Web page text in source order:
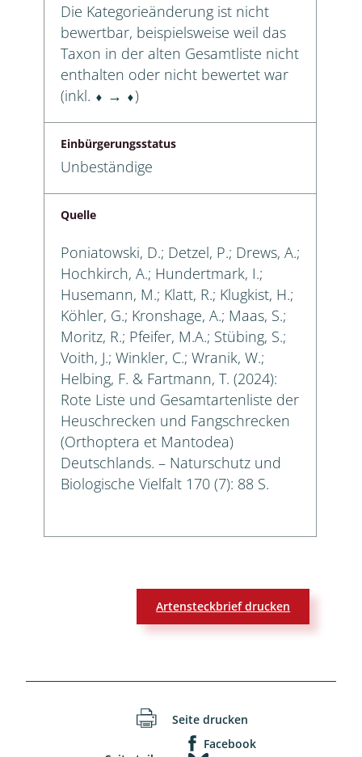
Die Kategorieänderung ist nicht
bewertbar, beispielsweise weil das
Taxon in der alten Gesamtliste nicht
enthalten oder nicht bewertet war
(inkl. ⬧ → ⬧)
Einbürgerungsstatus
Unbeständige
Quelle
Poniatowski, D.; Detzel, P.; Drews, A.;
Hochkirch, A.; Hundertmark, I.;
Husemann, M.; Klatt, R.; Klugkist, H.;
Köhler, G.; Kronshage, A.; Maas, S.;
Moritz, R.; Pfeifer, M.A.; Stübing, S.;
Voith, J.; Winkler, C.; Wranik, W.;
Helbing, F. & Fartmann, T. (2024):
Rote Liste und Gesamtartenliste der
Heuschrecken und Fangschrecken
(Orthoptera et Mantodea)
Deutschlands. – Naturschutz und
Biologische Vielfalt 170 (7): 88 S.
Artensteckbrief drucken
Seite drucken
Facebook